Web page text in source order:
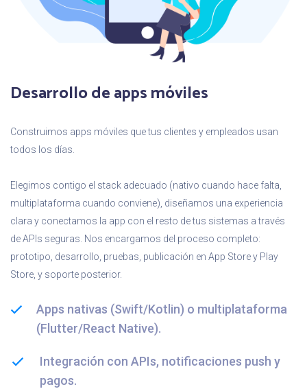
Desarrollo de apps móviles
Construimos apps móviles que tus clientes y empleados usan
todos los días.
Elegimos contigo el stack adecuado (nativo cuando hace falta,
multiplataforma cuando conviene), diseñamos una experiencia
clara y conectamos la app con el resto de tus sistemas a través
de APIs seguras. Nos encargamos del proceso completo:
prototipo, desarrollo, pruebas, publicación en App Store y Play
Store, y soporte posterior.
Apps nativas (Swift/Kotlin) o multiplataforma
(Flutter/React Native).
Integración con APIs, notificaciones push y
pagos.